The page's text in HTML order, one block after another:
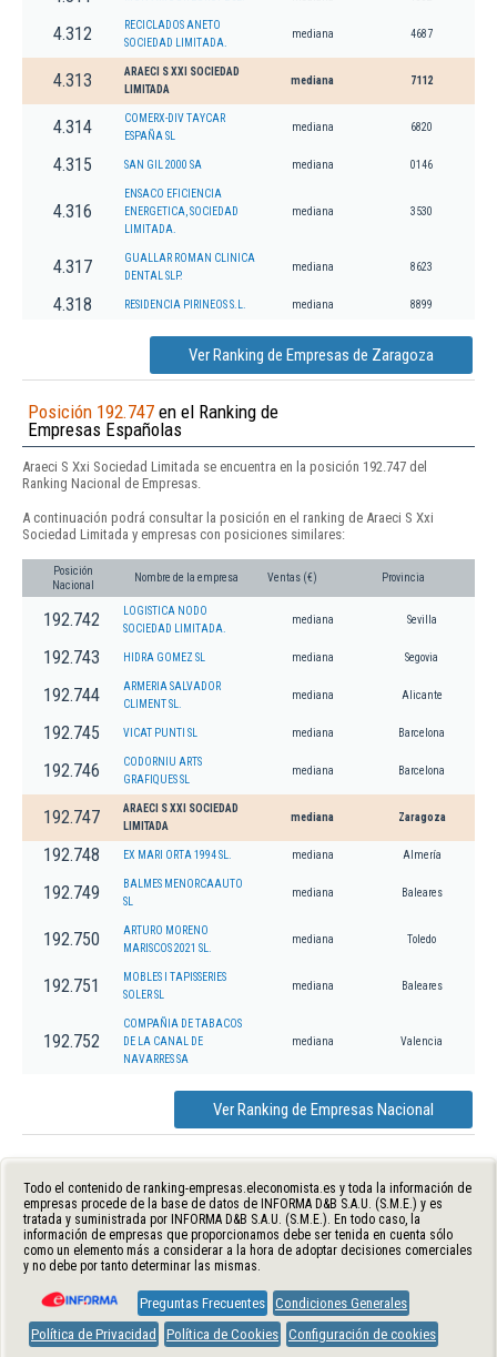
4.312
RECICLADOS ANETO
SOCIEDAD LIMITADA.
mediana 4687
4.313
ARAECI S XXI SOCIEDAD
LIMITADA
mediana 7112
4.314
COMERX-DIV TAYCAR
ESPAÑA SL
mediana 6820
4.315 SAN GIL 2000 SA mediana 0146
4.316
ENSACO EFICIENCIA
ENERGETICA, SOCIEDAD
LIMITADA.
mediana 3530
4.317
GUALLAR ROMAN CLINICA
DENTAL SLP.
mediana 8623
4.318 RESIDENCIA PIRINEOS S.L. mediana 8899
Ver Ranking de Empresas de Zaragoza
Posición 192.747 en el Ranking de
Empresas Españolas
Araeci S Xxi Sociedad Limitada se encuentra en la posición 192.747 del
Ranking Nacional de Empresas.
A continuación podrá consultar la posición en el ranking de Araeci S Xxi
Sociedad Limitada y empresas con posiciones similares:
Posición
Nacional
Nombre de la empresa Ventas (€) Provincia
192.742
LOGISTICA NODO
SOCIEDAD LIMITADA.
mediana Sevilla
192.743 HIDRA GOMEZ SL mediana Segovia
192.744
ARMERIA SALVADOR
CLIMENT SL.
mediana Alicante
192.745 VICAT PUNTI SL mediana Barcelona
192.746
CODORNIU ARTS
GRAFIQUES SL
mediana Barcelona
192.747
ARAECI S XXI SOCIEDAD
LIMITADA
mediana Zaragoza
192.748 EX MARI ORTA 1994 SL. mediana Almería
192.749
BALMES MENORCAAUTO
SL
mediana Baleares
192.750
ARTURO MORENO
MARISCOS 2021 SL.
mediana Toledo
192.751
MOBLES I TAPISSERIES
SOLER SL
mediana Baleares
192.752
COMPAÑIA DE TABACOS
DE LA CANAL DE
NAVARRES SA
mediana Valencia
Ver Ranking de Empresas Nacional
Todo el contenido de ranking-empresas.eleconomista.es y toda la información de
empresas procede de la base de datos de INFORMA D&B S.A.U. (S.M.E.) y es
tratada y suministrada por INFORMA D&B S.A.U. (S.M.E.). En todo caso, la
información de empresas que proporcionamos debe ser tenida en cuenta sólo
como un elemento más a considerar a la hora de adoptar decisiones comerciales
y no debe por tanto determinar las mismas.
Preguntas Frecuentes Condiciones Generales
Política de Privacidad
Política de Cookies Configuración de cookies